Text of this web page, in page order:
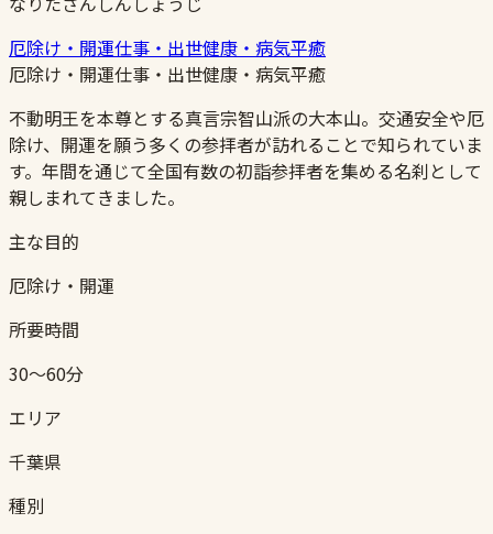
厄除け・開運仕事・出世健康・病気平癒
厄除け・開運仕事・出世健康・病気平癒
不動明王を本尊とする真言宗智山派の大本山。交通安全や厄
除け、開運を願う多くの参拝者が訪れることで知られていま
す。年間を通じて全国有数の初詣参拝者を集める名刹として
親しまれてきました。
主な目的
厄除け・開運
所要時間
30〜60分
エリア
千葉県
種別